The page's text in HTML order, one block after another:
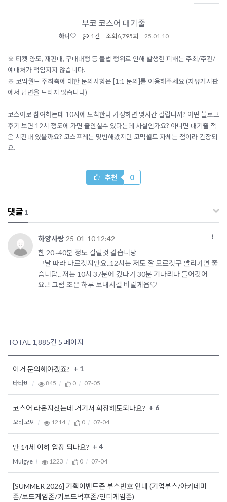
부코 코스어 대기줄
하니♡ 1건 조회 6,795회 25.01.10
※ 티켓 양도, 재판매, 구매대행 등 불법 행위로 인해 발생한 피해는 주최/주관/
예매처가 책임지지 않습니다.
※ 코믹월드 주최측에 대한 문의사항은 [1:1 문의]를 이용해주세요 (자유게시판
에서 답변을 드리지 않습니다)
코스어로 참여하는데 10시에 도착한다 가정하면 몇시간 걸립니까? 어떤 블로그
후기 보면 12시 정도에 가면 줄안설수 있다는데 사실인가요? 아니면 대기줄 적
은 시간대 있을까요? 코스프레는 몇번해봤지만 코믹월드 자체는 첨이라 긴장되
요.
추천 0
댓글 1
하양사랑 25-01-10 12:42
한 20~40분 정도 걸릴것 같습니당
그날 따라 다르겟지만요..12시는 저도 잘 모르겟구 빨리가면 좋
습니답.. 저는 10시 37분에 갔다가 30분 기다리다 들어갓어
요..! 그럼 조은 하루 보내시길 바랄게욥♡
TOTAL 1,885건 5 페이지
이거 문의해야겠죠? + 1
타타비 845 0 07-05
코스어 라운지샀는데 거기서 화장해도되나요? + 6
오리모찌 1214 0 07-04
만 14세 이하 입장 되나요? + 4
Mulgye 1223 0 07-04
[SUMMER 2026] 기획이벤트존 부스번호 안내 (기업부스/아카데미
존/보드게임존/키보드덕후존/인디게임존)